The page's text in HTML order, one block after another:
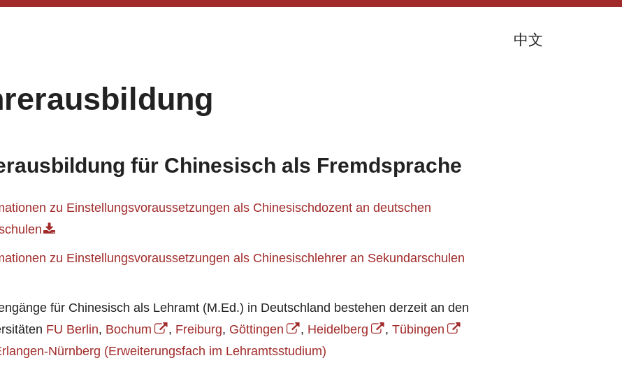
中文
für Chinesisch als Fremdsprache
zu Einstellungsvoraussetzungen als Chinesischdozent an deutschen
zu Einstellungsvoraussetzungen als Chinesischlehrer an Sekundarschulen
für Chinesisch als Lehramt (M.Ed.) in Deutschland bestehen derzeit an den
FU Berlin, Bochum , Freiburg, Göttingen , Heidelberg , Tübingen
Nürnberg (Erweiterungsfach im Lehramtsstudium)